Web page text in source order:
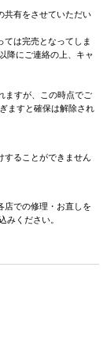
展開する
たパターンメイキン
品さと落ち着きのあ
仕上がっています。
ドローブに加えてみ
共有をさせていただい
は完売となってしま
降にご連絡の上、キャ
ますが、この時点でご
ますと確保は解除され
ることができません
での修理・お直しを
ください。